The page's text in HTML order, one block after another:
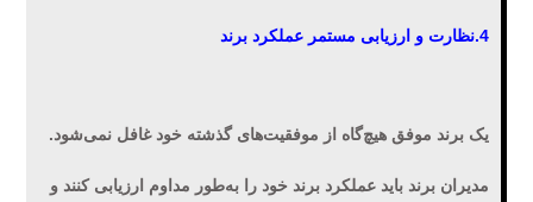
4.نظارت و ارزیابی مستمر عملکرد برند
یک برند موفق هیچ‌گاه از موفقیت‌های گذشته خود غافل نمی‌شود.
مدیران برند باید عملکرد برند خود را به‌طور مداوم ارزیابی کنند و